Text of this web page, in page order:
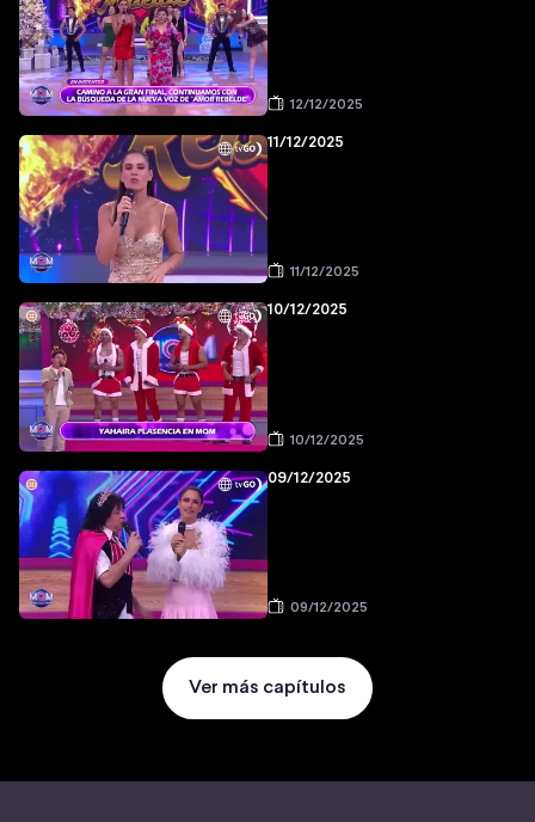
12/12/2025
11/12/2025
11/12/2025
10/12/2025
10/12/2025
09/12/2025
09/12/2025
Ver más capítulos